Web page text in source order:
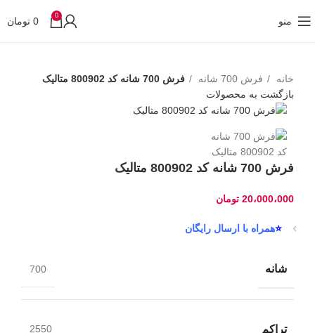
منو 0
0 تومان
خانه فرش 700 شانه
فرش 700 شانه کد 800902 متالیک
بازگشت به محصولات
فرش 700 شانه کد 800902 متالیک
20،000،000 تومان
⭐همراه با ارسال رایگان
شانه 700
تراکم 2550